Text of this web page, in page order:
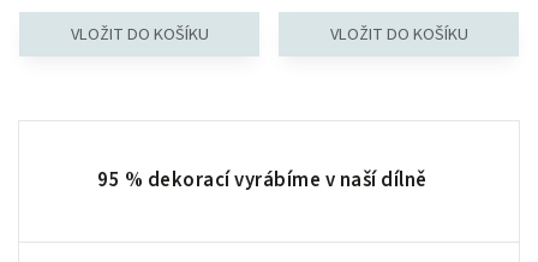
95 % dekorací vyrábíme v naší dílně